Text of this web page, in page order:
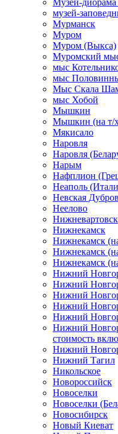
Музей-
музей-
Мурманск
Муром
Муром (Выкса)
Муромский
мыс
мыс
Мыс Скала
мыс Хобой
Мышкин
Мышкин (на т/
Мякисало
Наровля
Наровля
Нарым
Нафплион
Неаполь
Невская
Неелово
Нижневартовск
Нижнекамск
Нижнекамск
Нижнекамск
Нижнекамск
Нижний
Нижний
Нижний
Нижний
Нижний
Нижний
стоимость
Нижний
Нижний Тагил
Никольское
Новороссийск
Новоселки
Новоселки
Новосибирск
Новый Киеват